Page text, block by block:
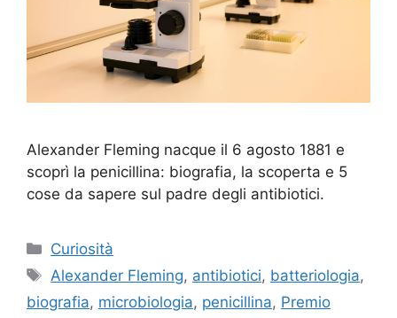
Alexander Fleming nacque il 6 agosto 1881 e
scoprì la penicillina: biografia, la scoperta e 5
cose da sapere sul padre degli antibiotici.
Categorie
Curiosità
Tag
Alexander Fleming, antibiotici, batteriologia,
biografia, microbiologia, penicillina, Premio